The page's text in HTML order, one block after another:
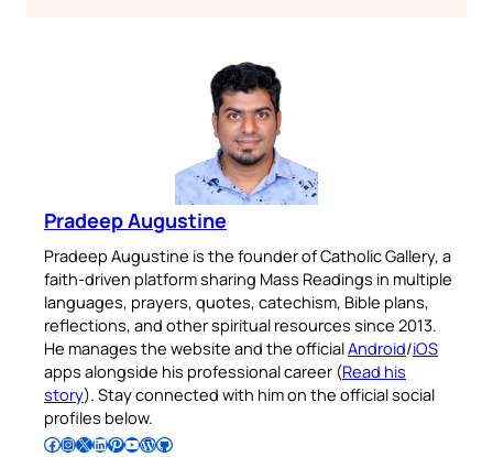
Pradeep Augustine
Pradeep Augustine is the founder of Catholic Gallery, a
faith-driven platform sharing Mass Readings in multiple
languages, prayers, quotes, catechism, Bible plans,
reflections, and other spiritual resources since 2013.
He manages the website and the officialAndroid/iOS
apps alongside his professional career (Read his
story). Stay connected with him on the official social
profiles below.
Follow Pradeep on Facebook Follow Pradeep on InstagramFollow Pradeep on X Follow Pradeep on LinkedIn Follow Pradeep on Pinterest Subscribe to Pradeep’s Youtube Channel Follow Pradeep on WordPress Follow Pradeep on GitHub